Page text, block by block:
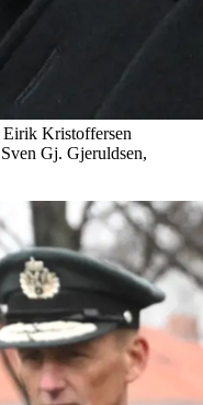
Kristoffersen
Gj. Gjeruldsen,